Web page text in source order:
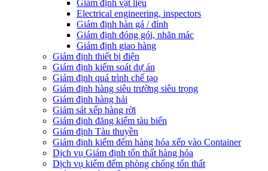
Giám định vật liệu
Electrical engineering, inspectors
Giám định hàn gá / đính
Giám định đóng gói, nhãn mác
Giám định giao hàng
Giám định thiết bị điện
Giám định kiểm soát dự án
Giám định quá trình chế tạo
Giám định hàng siêu trường siêu trọng
Giám định hàng hải
Giám sát xếp hàng rời
Giám định đăng kiểm tàu biển
Giám định Tàu thuyền
Giám định kiểm đếm hàng hóa xếp vào Container
Dịch vụ Giám định tổn thất hàng hóa
Dịch vụ kiểm đếm phòng chống tổn thất